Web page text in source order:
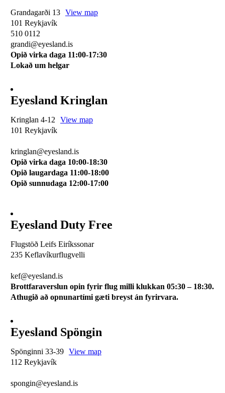
Grandagarði 13 View map
101 Reykjavík
510 0112
grandi@eyesland.is
Opið virka daga 11:00-17:30
Lokað um helgar
Eyesland Kringlan
Kringlan 4-12
View map
101 Reykjavík
kringlan@eyesland.is
Opið virka daga 10:00-18:30
Opið laugardaga 11:00-18:00
Opið sunnudaga 12:00-17:00
Eyesland Duty Free
Flugstöð Leifs Eiríkssonar
235 Keflavíkurflugvelli
kef@eyesland.is
Brottfaraverslun opin fyrir flug milli klukkan 05:30 – 18:30.
Athugið að opnunartími gæti breyst án fyrirvara.
Eyesland Spöngin
Spönginni 33-39 View map
112 Reykjavík
spongin@eyesland.is